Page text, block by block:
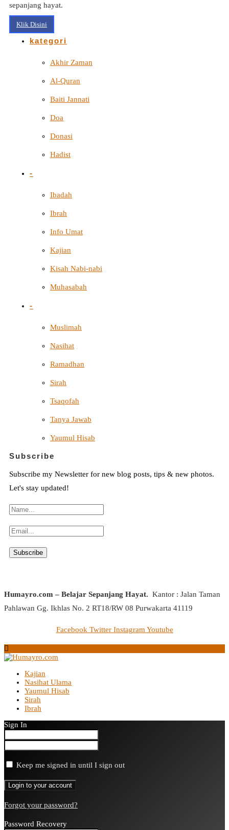
sepanjang hayat.
Klik Disini
kategori
Akhir Zaman
Al-Quran
Baiti Jannati
Doa
Donasi
Hadist
-
Ibadah
Ibrah
Info Umat
Kajian
Kisah Nabi-nabi
Muhasabah
-
Muslimah
Nasihat
Ramadhan
Sirah
Tsaqofah
Tanya Jawab
Yaumul Hisab
Subscribe
Subscribe my Newsletter for new blog posts, tips & new photos.
Let's stay updated!
Humayro.com – Belajar Sepanjang Hayat. Kantor : Jalan Taman
Pahlawan Gg. Ikhlas No. 2 RT18/RW 08 Purwakarta 41119
Facebook Twitter Instagram Youtube
Kajian
Nasihat Ulama
Yaumul Hisab
Sirah
Ibrah
Sign In
Keep me signed in until I sign out
Forgot your password?
Password Recovery